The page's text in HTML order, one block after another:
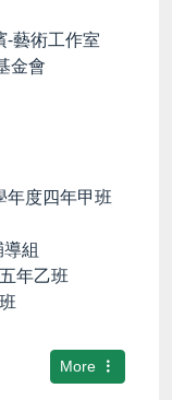
藝術工作室
金會
年度四年甲班
組
年乙班
More